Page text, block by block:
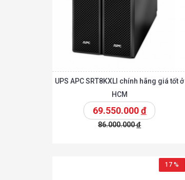
UPS APC SRT8KXLI chính hãng giá tốt ở
HCM
69.550.000đ
86.000.000đ
17 %